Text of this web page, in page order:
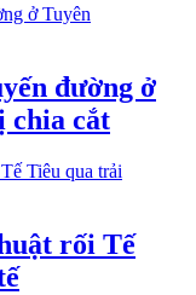
đường ở
chia cắt
rối Tế